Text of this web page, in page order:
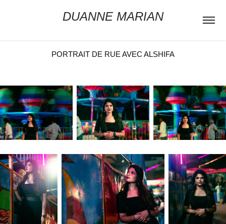
DUANNE MARIAN
PORTRAIT DE RUE AVEC ALSHIFA